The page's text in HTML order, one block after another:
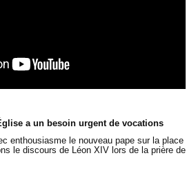
a un besoin urgent de vocations
enthousiasme le nouveau pape sur la place
le discours de Léon XIV lors de la prière de